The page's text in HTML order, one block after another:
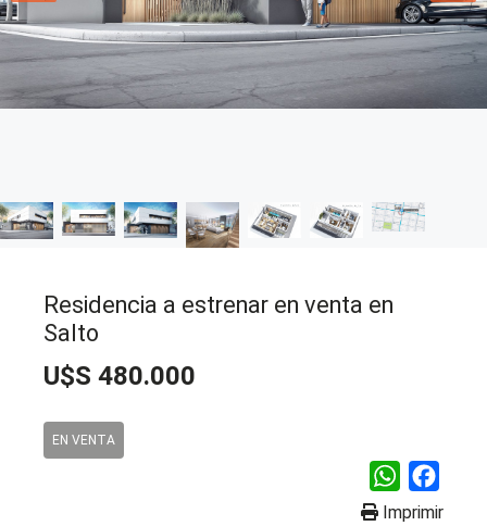
Residencia a estrenar en venta en
Salto
U$S 480.000
EN VENTA
WhatsApp
Imprimir